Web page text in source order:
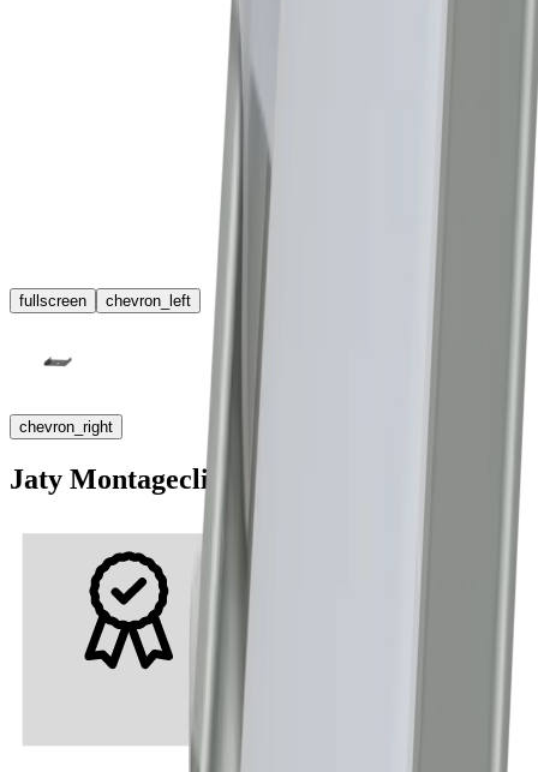
fullscreen chevron_left
chevron_right
Jaty Montageclip